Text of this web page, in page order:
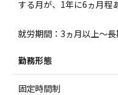
する月が、1年に6ヵ月程
就労期間：3ヵ月以上～
勤務形態
固定時間制